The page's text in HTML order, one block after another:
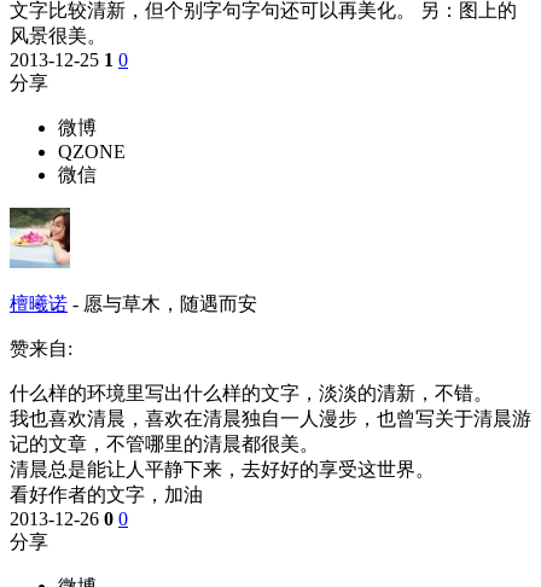
文字比较清新，但个别字句字句还可以再美化。 另：图上的
风景很美。
2013-12-25 1 0
分享
微博
QZONE
微信
檀曦诺 - 愿与草木，随遇而安
赞来自:
什么样的环境里写出什么样的文字，淡淡的清新，不错。
我也喜欢清晨，喜欢在清晨独自一人漫步，也曾写关于清晨游
记的文章，不管哪里的清晨都很美。
清晨总是能让人平静下来，去好好的享受这世界。
看好作者的文字，加油
2013-12-26 0 0
分享